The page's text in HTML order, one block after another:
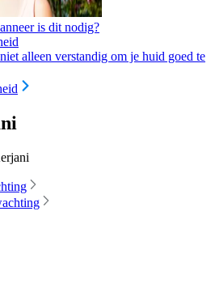
is dit nodig?
alleen verstandig om je huid goed te